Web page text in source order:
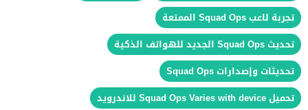
تجربة لاعب Squad Ops الممتعة
تحديث Squad Ops الجديد للهواتف الذكية
تحديثات وإصدارات Squad Ops
تحميل Squad Ops Varies with device للاندرويد